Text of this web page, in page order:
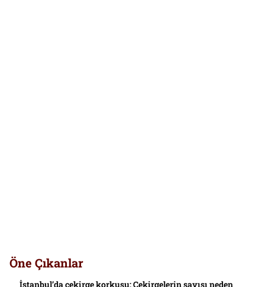
Öne Çıkanlar
İstanbul’da çekirge korkusu: Çekirgelerin sayısı neden